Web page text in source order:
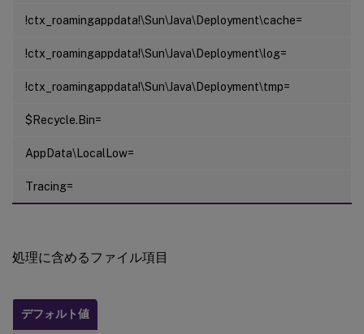
!ctx_roamingappdata!\Sun\Java\Deployment\cache=
!ctx_roamingappdata!\Sun\Java\Deployment\log=
!ctx_roamingappdata!\Sun\Java\Deployment\tmp=
$Recycle.Bin=
AppData\LocalLow=
Tracing=
処理に含めるファイル項目
デフォルト値